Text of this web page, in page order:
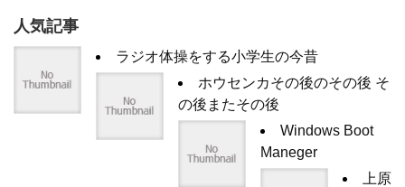
人気記事
ラジオ体操をする小学生の今昔
ホウセンカその後のその後 そ
の後またその後
Windows Boot
Maneger
上原